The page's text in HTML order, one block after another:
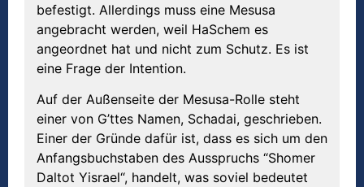
befestigt. Allerdings muss eine Mesusa
angebracht werden, weil HaSchem es
angeordnet hat und nicht zum Schutz. Es ist
eine Frage der Intention.
Auf der Außenseite der Mesusa-Rolle steht
einer von G’ttes Namen, Schadai, geschrieben.
Einer der Gründe dafür ist, dass es sich um den
Anfangsbuchstaben des Ausspruchs “Shomer
Daltot Yisrael“, handelt, was soviel bedeutet